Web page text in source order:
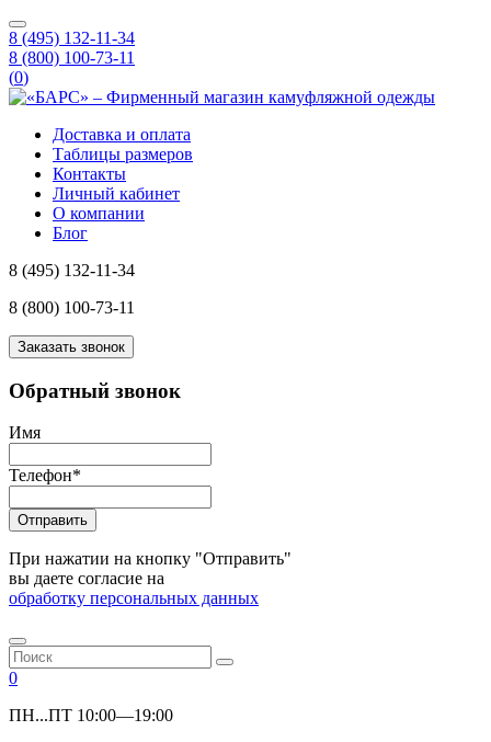
8 (495) 132-11-34
8 (800) 100-73-11
(0)
Доставка и оплата
Таблицы размеров
Контакты
Личный кабинет
О компании
Блог
8 (495) 132-11-34
8 (800) 100-73-11
Заказать звонок
Обратный звонок
Имя
Телефон*
Отправить
При нажатии на кнопку "Отправить"
вы даете согласие на
обработку персональных данных
0
ПН...ПТ 10:00—19:00